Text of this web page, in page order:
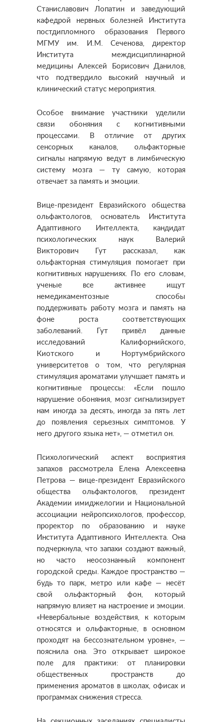
Станиславович Лопатин и заведующий
кафедрой нервных болезней Института
постдипломного образования Первого
МГМУ им. И.М. Сеченова, директор
Института междисциплинарной
медицины Алексей Борисович Данилов,
что подтвердило высокий научный и
клинический статус мероприятия.
Особое внимание участники уделили
связи обоняния с когнитивными
процессами. В отличие от других
сенсорных каналов, ольфакторные
сигналы напрямую ведут в лимбическую
систему мозга — ту самую, которая
отвечает за память и эмоции.
Вице-президент Евразийского общества
ольфактологов, основатель Института
Адаптивного Интеллекта, кандидат
психологических наук Валерий
Викторович Гут рассказал, как
ольфакторная стимуляция помогает при
когнитивных нарушениях. По его словам,
ученые все активнее ищут
немедикаментозные способы
поддерживать работу мозга и память на
фоне роста соответствующих
заболеваний. Гут привёл данные
исследований Калифорнийского,
Киотского и Нортумбрийского
университетов о том, что регулярная
стимуляция ароматами улучшает память и
когнитивные процессы: «Если пошло
нарушение обоняния, мозг сигнализирует
нам иногда за десять, иногда за пять лет
до появления серьезных симптомов. У
него другого языка нет», — отметил он.
Психологический аспект восприятия
запахов рассмотрела Елена Алексеевна
Петрова — вице-президент Евразийского
общества ольфактологов, президент
Академии имиджелогии и Национальной
ассоциации нейропсихологов, профессор,
проректор по образованию и науке
Института Адаптивного Интеллекта. Она
подчеркнула, что запахи создают важный,
но часто неосознанный компонент
городской среды. Каждое пространство —
будь то парк, метро или кафе — несёт
свой ольфакторный фон, который
напрямую влияет на настроение и эмоции.
«Невербальные воздействия, к которым
относятся и ольфакторные, в основном
проходят на бессознательном уровне», —
пояснила она. Это открывает широкое
поле для практики: от планировки
общественных пространств до
применения ароматов в школах, офисах и
программах снижения стресса.